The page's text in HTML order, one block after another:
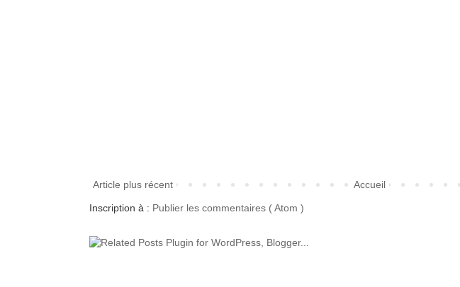
Article plus récent Accueil
Inscription à : Publier les commentaires ( Atom )